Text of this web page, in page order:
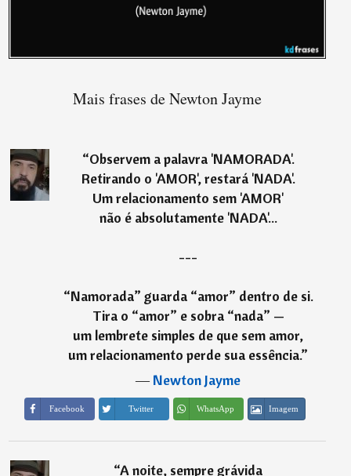
Mais frases de Newton Jayme
“Observem a palavra 'NAMORADA'.
Retirando o 'AMOR', restará 'NADA'.
Um relacionamento sem 'AMOR'
não é absolutamente 'NADA'...
---
“Namorada” guarda “amor” dentro de si.
Tira o “amor” e sobra “nada” —
um lembrete simples de que sem amor,
um relacionamento perde sua essência.”
―Newton Jayme
Facebook Twitter WhatsApp Imagem
“A noite, sempre grávida